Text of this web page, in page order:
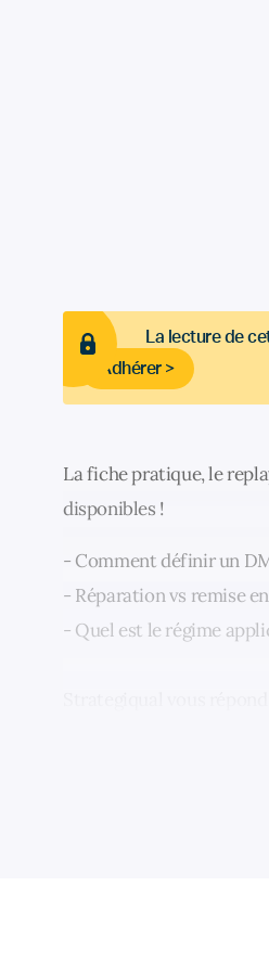
La lecture de
Adhérer >
La fiche pratique, le
disponibles !
- Comment définir un
- Réparation vs remise
- Quel est le régime